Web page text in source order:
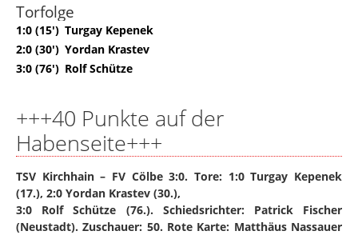
Torfolge
1:0 (15') Turgay Kepenek
2:0 (30') Yordan Krastev
3:0 (76') Rolf Schütze
+++40 Punkte auf der
Habenseite+++
TSV Kirchhain – FV Cölbe 3:0. Tore: 1:0 Turgay Kepenek
(17.), 2:0 Yordan Krastev (30.),
3:0 Rolf Schütze (76.). Schiedsrichter: Patrick Fischer
(Neustadt). Zuschauer: 50. Rote Karte: Matthäus Nassauer